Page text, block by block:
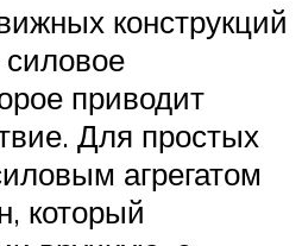
конструкций
приводит
Для простых
агрегатом
который